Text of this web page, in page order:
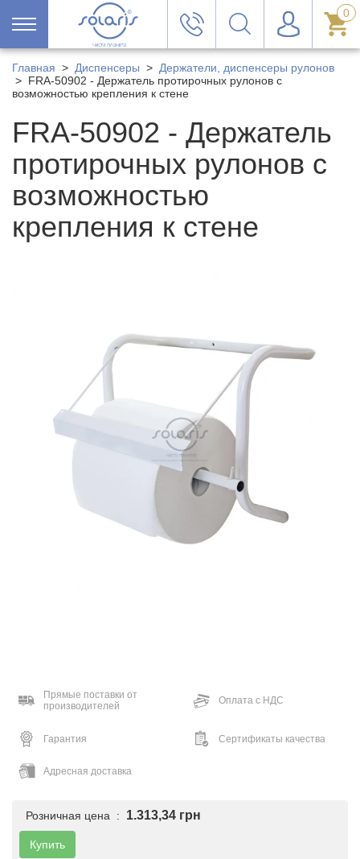
0
Главная > Диспенсеры > Держатели, диспенсеры рулонов
> FRA-50902 - Держатель протирочных рулонов с
возможностью крепления к стене
FRA-50902 - Держатель
протирочных рулонов с
возможностью
крепления к стене
Прямые поставки от
производителей
Оплата с НДС
Гарантия Сертификаты качества
Адресная доставка
Розничная цена : 1.313,34 грн
Купить